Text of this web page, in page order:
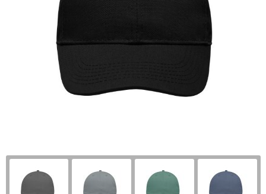
Bloemen en planten
Horeca